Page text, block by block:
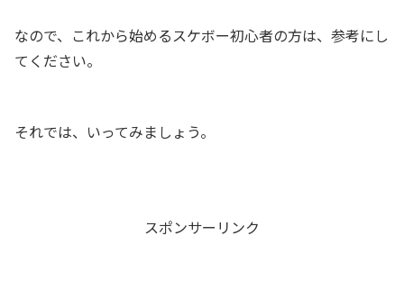
なので、これから始めるスケボー初心者の方は、参考にし
てください。
それでは、いってみましょう。
スポンサーリンク